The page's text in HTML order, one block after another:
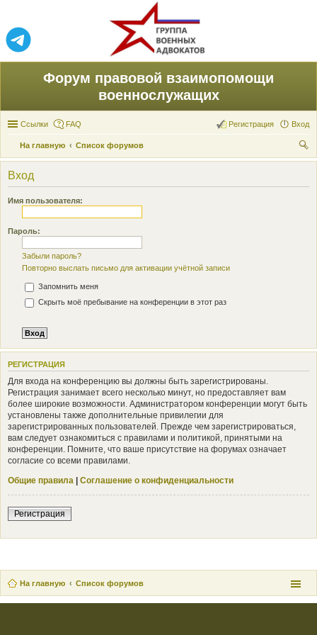
Форум правовой взаимопомощи
военнослужащих
Ссылки FAQ Вход
Регистрация
На главную
Список форумов
ои
Вход
Имя пользователя:
Пароль:
Забыли пароль?
Повторно выслать письмо для активации учётной записи
Запомнить меня
Скрыть моё пребывание на конференции в этот раз
РЕГИСТРАЦИЯ
Для входа на конференцию вы должны быть зарегистрированы.
Регистрация занимает всего несколько минут, но предоставляет вам
более широкие возможности. Администратором конференции могут быть
установлены также дополнительные привилегии для
зарегистрированных пользователей. Прежде чем зарегистрироваться,
вам следует ознакомиться с правилами и политикой, принятыми на
конференции. Помните, что ваше присутствие на форумах означает
согласие со всеми правилами.
Общие правила | Соглашение о конфиденциальности
Регистрация
На главную Список форумов